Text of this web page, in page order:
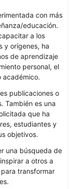
con más
educación.
a los
y orígenes, ha
de aprendizaje
personal, el
académico.
publicaciones o
También es una
que ha
estudiantes y
objetivos.
una búsqueda de
a otros a
transformar